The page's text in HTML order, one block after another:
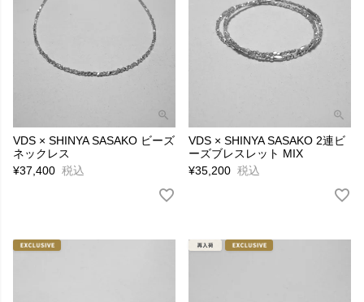
VDS × SHINYA SASAKO ビーズ
ネックレス
¥37,400 税込
VDS × SHINYA SASAKO 2連ビ
ーズブレスレット MIX
¥35,200 税込